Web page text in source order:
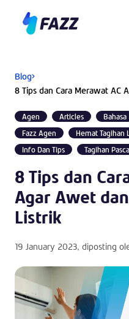
Blog
Agen Articles Bahasa
Fazz Agen
Hemat Tagihan
Info Dan Tips
Tagihan
8 Tips dan
Agar Awet
Listrik
19 January 2023, diposting